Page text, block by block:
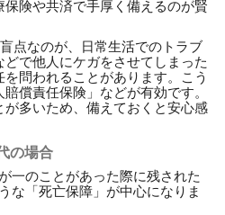
保険や共済で手厚く備えるのが賢
点なのが、日常生活でのトラブ
どで他人にケガをさせてしまった
問われることがあります。こう
償責任保険」などが有効です。
多いため、備えておくと安心感
の場合
一のことがあった際に残された
な「死亡保障」が中心になりま